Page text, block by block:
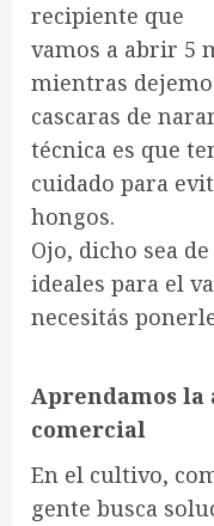
recipiente que
vamos a abrir 5
mientras
cascaras de
técnica es que
cuidado para
hongos.
Ojo, dicho sea
ideales para el
necesitás
Aprendamos
comercial
En el cultivo,
gente busca